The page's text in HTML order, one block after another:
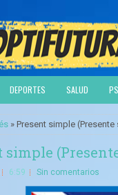
DEPORTES SALUD
» Present simple (Presente
simple
6:59 Sin comentarios